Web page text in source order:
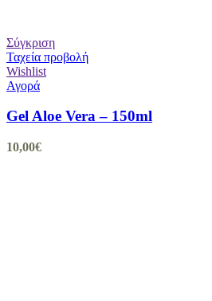
Σύγκριση
Ταχεία προβολή
Wishlist
Αγορά
Gel Aloe Vera – 150ml
10,00€